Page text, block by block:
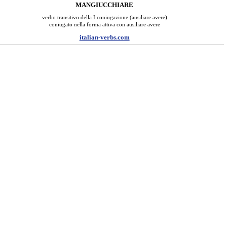
MANGIUCCHIARE
verbo transitivo della I coniugazione (ausiliare avere)
coniugato nella forma attiva con ausiliare avere
italian-verbs.com